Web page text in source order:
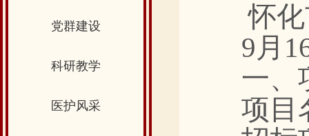
党群建设
科研教学
医护风采
怀
9月
一、
项目